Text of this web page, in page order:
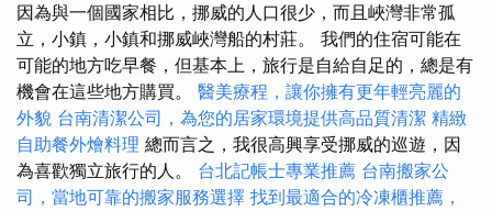
因為與一個國家相比，挪威的人口很少，而且峽灣非常孤
立，小鎮，小鎮和挪威峽灣船的村莊。 我們的住宿可能在
可能的地方吃早餐，但基本上，旅行是自給自足的，總是有
機會在這些地方購買。 醫美療程，讓你擁有更年輕亮麗的
外貌 台南清潔公司，為您的居家環境提供高品質清潔 精緻
自助餐外燴料理 總而言之，我很高興享受挪威的巡遊，因
為喜歡獨立旅行的人。 台北記帳士專業推薦 台南搬家公
司，當地可靠的搬家服務選擇 找到最適合的冷凍櫃推薦，